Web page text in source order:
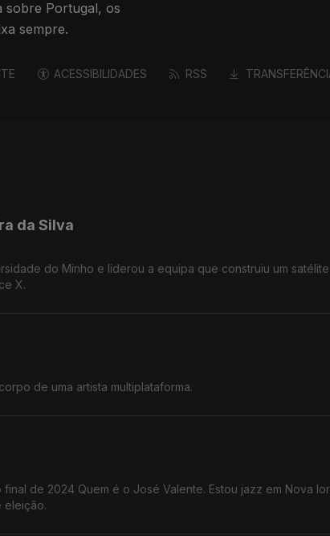
sobre Portugal, os
sempre.
ACESSIBILIDADES RSS
da Silva
do Minho e liderou a equipa que construiu um
X.
de uma artista multiplataforma.
de 2024 Quem é o José Valente. Estou jazz em Nova
eleição.